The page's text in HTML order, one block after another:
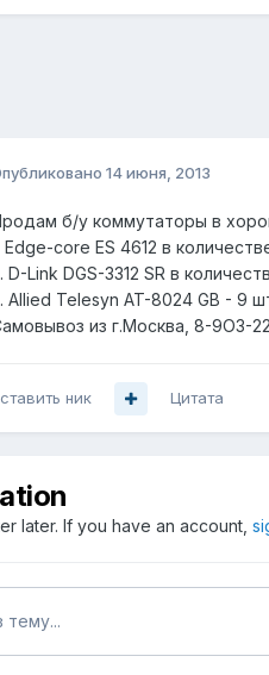
14 июня, 2013
б/у коммутаторы в
Edge-core ES 4612 в
D-Link DGS-3312 SR в
Allied Telesyn AT-8024 GB - 9
из г.Москва, 8-9О3-
ник Цитата
later. If you have an account,
тему...